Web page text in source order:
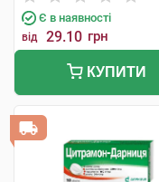
Є в наявності
від 29.10 грн
КУПИТИ